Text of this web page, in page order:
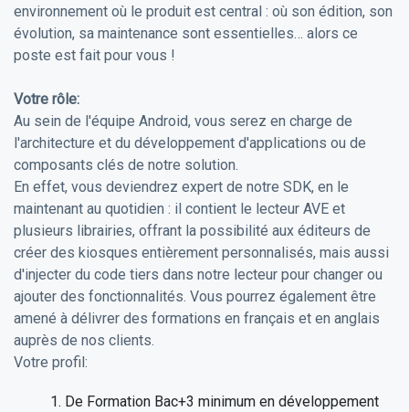
environnement où le produit est central : où son édition, son
évolution, sa maintenance sont essentielles… alors ce
poste est fait pour vous !
Votre rôle:
Au sein de l'équipe Android, vous serez en charge de
l'architecture et du développement d'applications ou de
composants clés de notre solution.
En effet, vous deviendrez expert de notre SDK, en le
maintenant au quotidien : il contient le lecteur AVE et
plusieurs librairies, offrant la possibilité aux éditeurs de
créer des kiosques entièrement personnalisés, mais aussi
d'injecter du code tiers dans notre lecteur pour changer ou
ajouter des fonctionnalités. Vous pourrez également être
amené à délivrer des formations en français et en anglais
auprès de nos clients.
Votre profil:
De Formation Bac+3 minimum en développement